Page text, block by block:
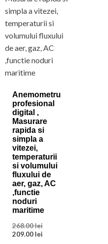
Anemometru
profesional
digital ,
Masurare
rapida si
simpla a
vitezei,
temperaturii
si volumului
fluxului de
aer, gaz, AC
,functie
noduri
maritime
268.00leiPrețul
209.00 lei